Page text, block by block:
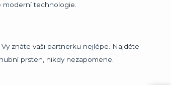
moderní technologie.
znáte vaši partnerku nejlépe. Najděte
prsten, nikdy nezapomene.